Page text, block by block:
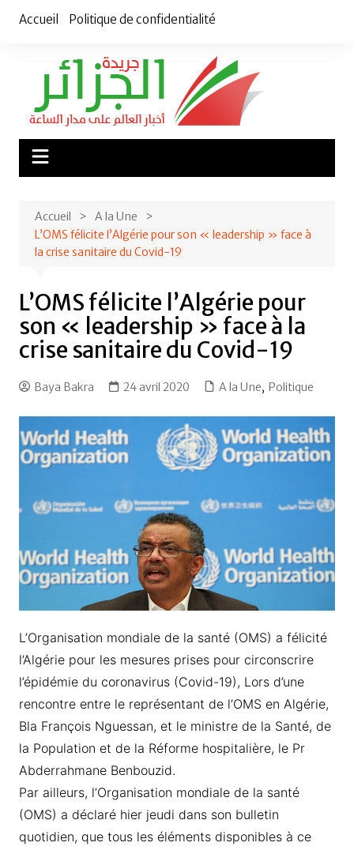
Accueil Politique de confidentialité
Accueil
A la Une
L’OMS félicite l’Algérie pour son « leadership » face à
la crise sanitaire du Covid-19
L’OMS félicite l’Algérie pour
son « leadership » face à la
crise sanitaire du Covid-19
Baya Bakra 24 avril 2020 A la Une, Politique
L’Organisation mondiale de la santé (OMS) a félicité
l’Algérie pour les mesures prises pour circonscrire
l’épidémie du coronavirus (Covid-19), Lors d’une
rencontre entre le représentant de l’OMS en Algérie,
Bla François Nguessan, et le ministre de la Santé, de
la Population et de la Réforme hospitalière, le Pr
Abderrahmane Benbouzid.
Par ailleurs, l’Organisation mondiale de la santé
(OMS) a déclaré hier jeudi dans son bulletin
quotidien, que tous les éléments disponibles à ce